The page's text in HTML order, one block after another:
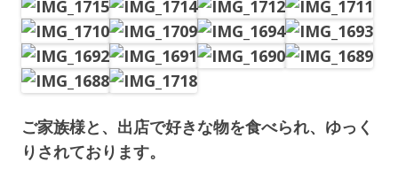
ご家族様と、出店で好きな物を食べられ、ゆっく
りされております。